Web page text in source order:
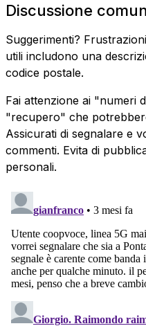
Discussione
Suggerimenti?
utili includono una
codice postale.
Fai attenzione ai "numeri
"recupero" che
Assicurati di segnalare e
commenti. Evita di
personali.